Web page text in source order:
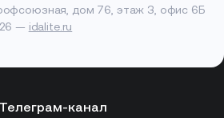
дом 76, этаж 3, офис 6Б
— idalite.ru
Телеграм-канал